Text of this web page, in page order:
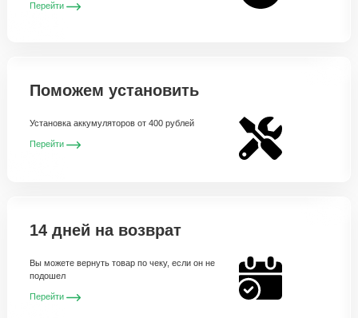
Перейти
Поможем установить
Установка аккумуляторов от 400 рублей
Перейти
14 дней на возврат
Вы можете вернуть товар по чеку, если он не
подошел
Перейти